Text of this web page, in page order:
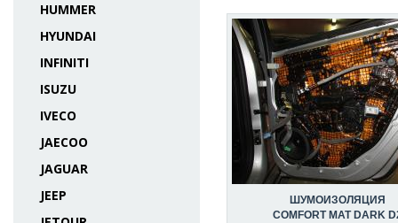
HUMMER
HYUNDAI
INFINITI
ISUZU
IVECO
JAECOO
JAGUAR
JEEP
ШУМОИЗОЛЯЦИЯ
COMFORT MAT DARK